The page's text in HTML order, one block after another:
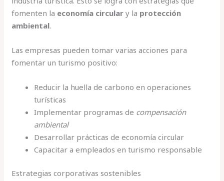
fomenten la economía circular y la protección
ambiental.
Las empresas pueden tomar varias acciones para
fomentar un turismo positivo:
Reducir la huella de carbono en operaciones
turísticas
Implementar programas de compensación
ambiental
Desarrollar prácticas de economía circular
Capacitar a empleados en turismo responsable
Estrategias corporativas sostenibles